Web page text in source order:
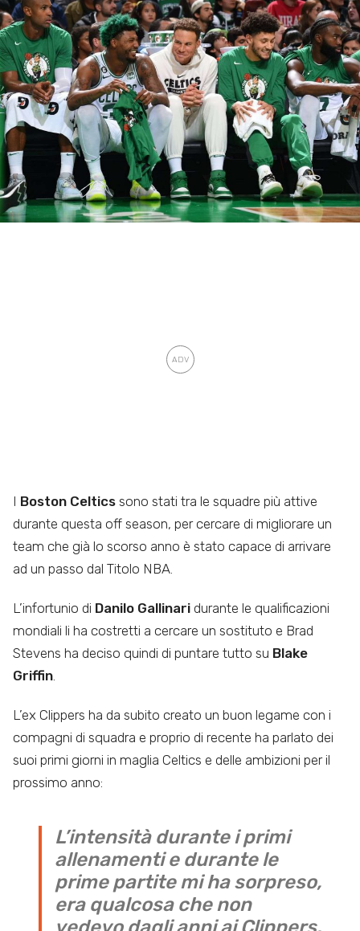
I Boston Celtics sono stati tra le squadre più attive
durante questa off season, per cercare di migliorare un
team che già lo scorso anno è stato capace di arrivare
ad un passo dal Titolo NBA.
L’infortunio di Danilo Gallinari durante le qualificazioni
mondiali li ha costretti a cercare un sostituto e Brad
Stevens ha deciso quindi di puntare tutto su Blake
Griffin.
L’ex Clippers ha da subito creato un buon legame con i
compagni di squadra e proprio di recente ha parlato dei
suoi primi giorni in maglia Celtics e delle ambizioni per il
prossimo anno:
L’intensità durante i primi
allenamenti e durante le
prime partite mi ha sorpreso,
era qualcosa che non